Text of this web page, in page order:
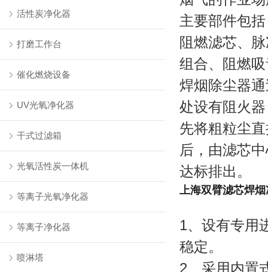
活性炭净化器
打磨工作台
催化燃烧设备
UV光氧净化器
干式过滤箱
光氧活性炭一体机
等离子光氧净化器
等离子净化器
喷淋塔
主要部件包
阻燃滤芯、
组合、阻燃
焊烟除尘器
处设有阻火
先将粗粒尘
后，由滤芯
达标排出。
上海双臂滤芯焊
1、设有专用
稳定。
2、采用内置